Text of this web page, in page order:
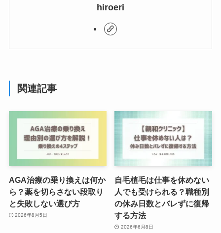
hiroeri
関連記事
AGA治療の乗り換えは何か
ら？薬を切らさない段取り
と失敗しない選び方
2026年8月5日
自毛植毛は仕事を休めない
人でも受けられる？職種別
の休み日数とバレずに復帰
する方法
2026年6月8日